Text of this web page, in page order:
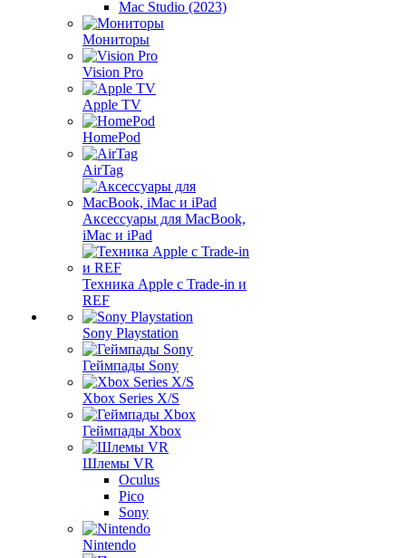
Mac Studio (2023)
Мониторы
Vision Pro
Apple TV
HomePod
AirTag
Аксессуары для MacBook,
iMac и iPad
Техника Apple с Trade-in и
REF
Sony Playstation
Геймпады Sony
Xbox Series X/S
Геймпады Xbox
Шлемы VR
Oculus
Pico
Sony
Nintendo